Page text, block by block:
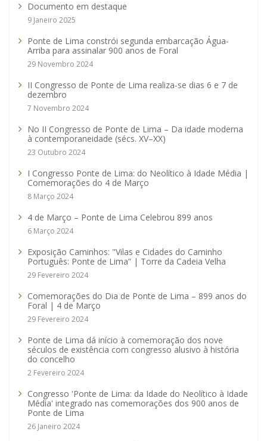
Documento em destaque
9 Janeiro 2025
Ponte de Lima constrói segunda embarcação Água-
Arriba para assinalar 900 anos de Foral
29 Novembro 2024
II Congresso de Ponte de Lima realiza-se dias 6 e 7 de
dezembro
7 Novembro 2024
No II Congresso de Ponte de Lima – Da idade moderna
à contemporaneidade (sécs. XV–XX)
23 Outubro 2024
I Congresso Ponte de Lima: do Neolítico à Idade Média |
Comemorações do 4 de Março
8 Março 2024
4 de Março – Ponte de Lima Celebrou 899 anos
6 Março 2024
Exposição Caminhos: "Vilas e Cidades do Caminho
Português: Ponte de Lima” | Torre da Cadeia Velha
29 Fevereiro 2024
Comemorações do Dia de Ponte de Lima – 899 anos do
Foral | 4 de Março
29 Fevereiro 2024
Ponte de Lima dá início à comemoração dos nove
séculos de existência com congresso alusivo à história
do concelho
2 Fevereiro 2024
Congresso 'Ponte de Lima: da Idade do Neolítico à Idade
Média' integrado nas comemorações dos 900 anos de
Ponte de Lima
26 Janeiro 2024